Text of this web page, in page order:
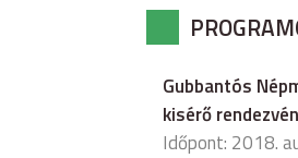
Gubbantós
kisérő
Időpont: 2018.